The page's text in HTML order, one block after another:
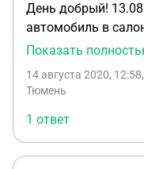
День добрый! 13.08.2020 нашел нужный
автомобиль в
(Челябинск). Он
и прочее не
(14.08.2020)
выставленному
забронировали за мной. В итоге
Показать
14 августа 2020, 12:58
Тюмень
1 ответ